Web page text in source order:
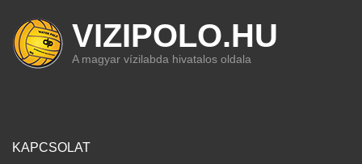
VIZIPOLO.HU
A magyar vízilabda hivatalos oldala
KAPCSOLAT